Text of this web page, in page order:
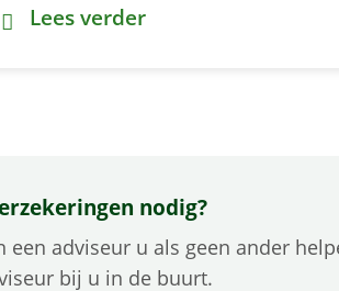
Met een elektrakeuring
Lees verder
nodig?
adviseur u als geen ander
bij u in de buurt.